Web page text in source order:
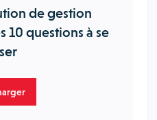
de gestion
10 questions à se